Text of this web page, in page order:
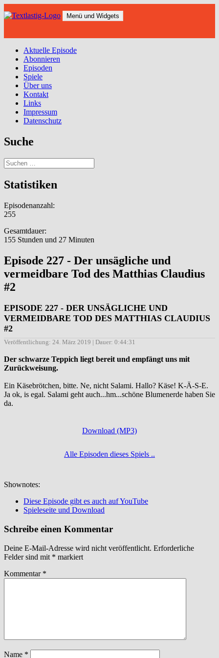
Inhalt
Menü und Widgets
Aktuelle Episode
Abonnieren
Episoden
Spiele
Über uns
Kontakt
Links
Impressum
Datenschutz
Suche
Suchen
nach:
Statistiken
Episodenanzahl:
255
Gesamtdauer:
155 Stunden und 27 Minuten
Episode 227 - Der unsägliche und
vermeidbare Tod des Matthias Claudius
#2
EPISODE 227 - DER UNSÄGLICHE UND
VERMEIDBARE TOD DES MATTHIAS CLAUDIUS
#2
Veröffentlichung: 24. März 2019 | Dauer: 0:44:31
Der schwarze Teppich liegt bereit und empfängt uns mit
Zurückweisung.
Ein Käsebrötchen, bitte. Ne, nicht Salami. Hallo? Käse! K-Ä-S-E.
Ja ok, is egal. Salami geht auch...hm...schöne Blumenerde haben Sie
da.
Download (MP3)
Alle Episoden dieses Spiels ..
Shownotes:
Diese Episode gibt es auch auf YouTube
Spieleseite und Download
Schreibe einen Kommentar
Deine E-Mail-Adresse wird nicht veröffentlicht. Erforderliche
Felder sind mit * markiert
Kommentar *
Name *